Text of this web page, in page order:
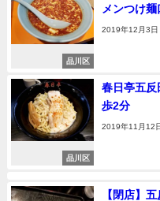
品川区
メンつけ
2019年12月3日
品川区
春日亭五
歩2分
2019年11月12
【閉店】